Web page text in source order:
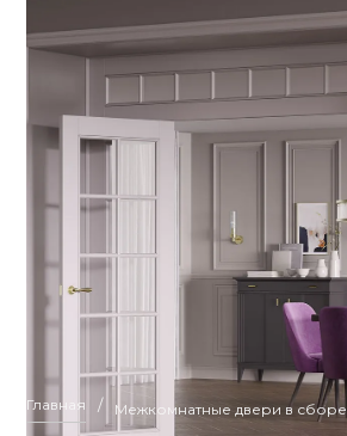
Главная / Межкомнатные двери в сборе